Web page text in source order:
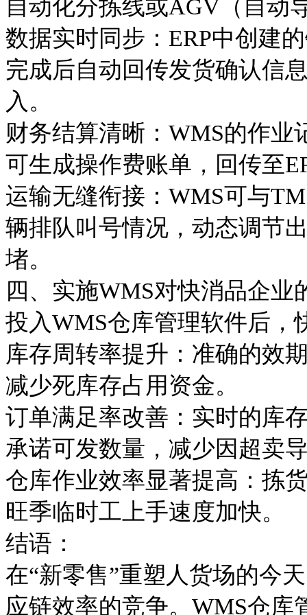
自动化分拣线或AGV（自动
数据实时同步： ERP中创建
完成后自动回传发货确认信
入。
财务结算清晰： WMS的作业
可生成操作费账单，回传至
运输无缝衔接： WMS可与
辆排队叫号情况，动态调节
堵。
四、实施WMS对快消品企业
投入WMS仓库管理软件后，
库存周转率提升：准确的效
减少死库存占用资金。
订单满足率改善：实时的库
承诺可发数量，减少因超卖
仓库作业效率显著提高：拣
旺季临时工上手速度加快。
结语：
在“新零售”重塑人货场的今
应链效率的竞争。WMS仓